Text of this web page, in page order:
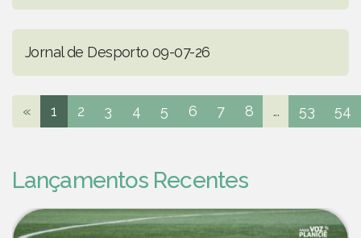
Jornal de Desporto 09-07-26
« 1 2 3 4 5 6 7 8 ... 53 54
Lançamentos Recentes